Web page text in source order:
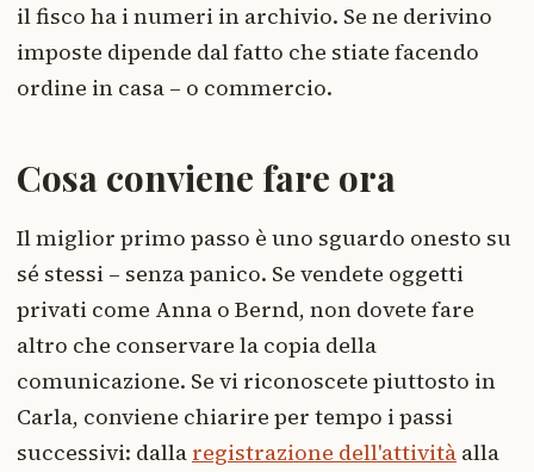
il fisco ha i numeri in archivio. Se ne derivino
imposte dipende dal fatto che stiate facendo
ordine in casa – o commercio.
Cosa conviene fare ora
Il miglior primo passo è uno sguardo onesto su
sé stessi – senza panico. Se vendete oggetti
privati come Anna o Bernd, non dovete fare
altro che conservare la copia della
comunicazione. Se vi riconoscete piuttosto in
Carla, conviene chiarire per tempo i passi
successivi: dalla registrazione dell'attività alla